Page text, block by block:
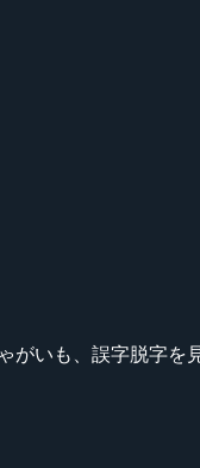
がいも、誤字脱字